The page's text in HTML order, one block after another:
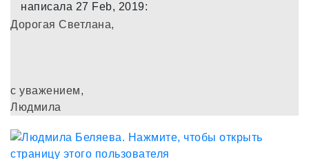
написала 27 Feb, 2019:
Дорогая Светлана,
с уважением,
Людмила